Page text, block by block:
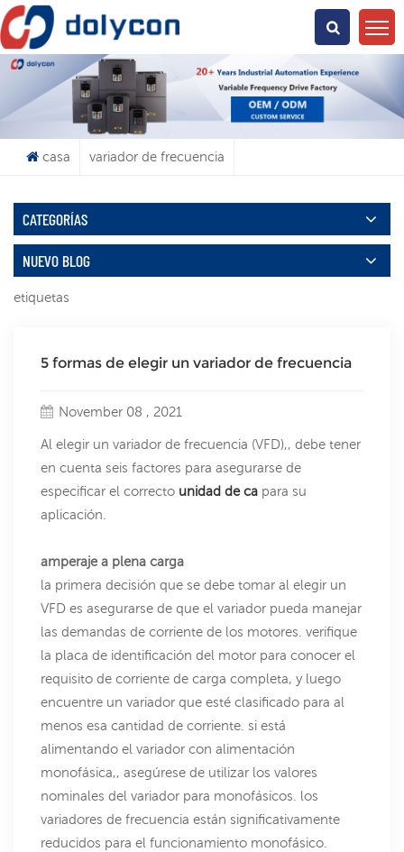
¿Qué Buscas?
casa variador de frecuencia
CATEGORÍAS
NUEVO BLOG
etiquetas
5 formas de elegir un variador de frecuencia
November 08 , 2021
Al elegir un variador de frecuencia (VFD),, debe tener
en cuenta seis factores para asegurarse de
especificar el correcto unidad de ca para su
aplicación.
amperaje a plena carga
la primera decisión que se debe tomar al elegir un
VFD es asegurarse de que el variador pueda manejar
las demandas de corriente de los motores. verifique
la placa de identificación del motor para conocer el
requisito de corriente de carga completa, y luego
encuentre un variador que esté clasificado para al
menos esa cantidad de corriente. si está
alimentando el variador con alimentación
monofásica,, asegúrese de utilizar los valores
nominales del variador para monofásicos. los
variadores de frecuencia están significativamente
reducidos para el funcionamiento monofásico.